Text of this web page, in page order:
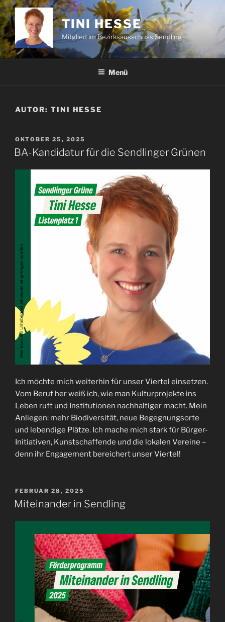
Zum
Inhalt
springen
TINI HESSE
Mitglied im Bezirksausschuss Sendling
Menü
AUTOR: TINI HESSE
VERÖFFENTLICHT
AM
OKTOBER 25, 2025
BA-Kandidatur für die Sendlinger Grünen
Ich möchte mich weiterhin für unser Viertel einsetzen.
Vom Beruf her weiß ich, wie man Kulturprojekte ins
Leben ruft und Institutionen nachhaltiger macht. Mein
Anliegen: mehr Biodiversität, neue Begegnungsorte
und lebendige Plätze. Ich mache mich stark für Bürger-
Initiativen, Kunstschaffende und die lokalen Vereine –
denn ihr Engagement bereichert unser Viertel!
VERÖFFENTLICHT
AM
FEBRUAR 28, 2025
Miteinander in Sendling